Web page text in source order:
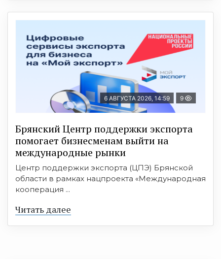
6 АВГУСТА 2026, 14:59 9
Брянский Центр поддержки экспорта
помогает бизнесменам выйти на
международные рынки
Центр поддержки экспорта (ЦПЭ) Брянской
области в рамках нацпроекта «Международная
кооперация ...
Читать далее